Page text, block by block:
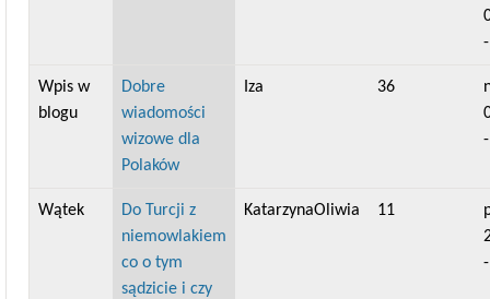
Wpis w
blogu
Dobre
wiadomości
wizowe dla
Polaków
Iza 36
Wątek
Do Turcji z
niemowlakiem
co o tym
sądzicie i czy
KatarzynaOliwia 11